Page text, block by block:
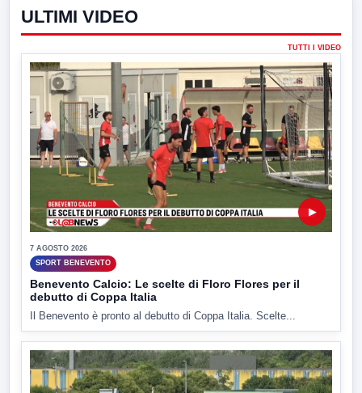
ULTIMI VIDEO
TUTTI I VIDEO
▶
7 AGOSTO 2026
SPORT BENEVENTO
Benevento Calcio: Le scelte di Floro Flores per il
debutto di Coppa Italia
Il Benevento è pronto al debutto di Coppa Italia. Scelte...